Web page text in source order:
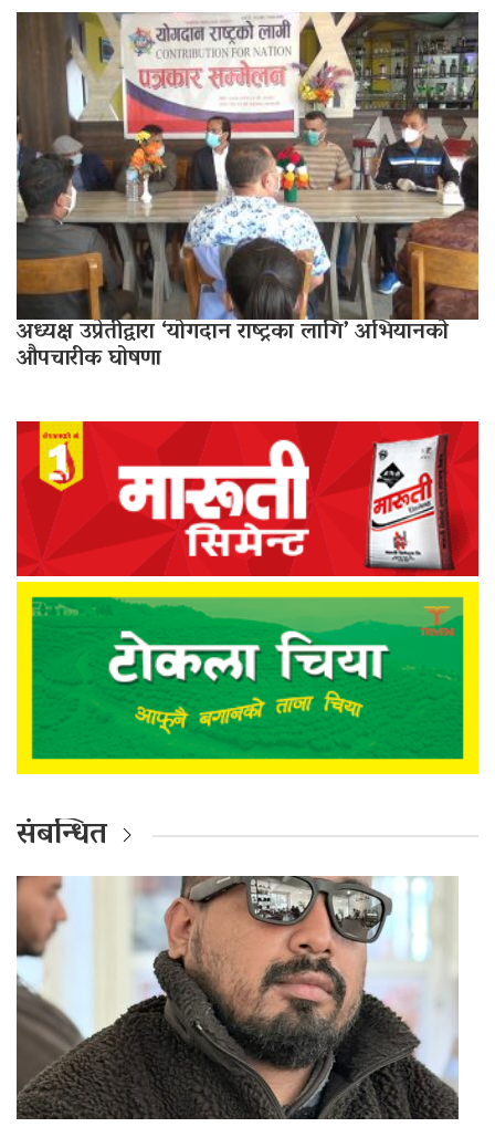
अध्यक्ष उप्रेतीद्वारा ‘योगदान राष्ट्रका लागि’ अभियानको
औपचारीक घोषणा
संबन्धित